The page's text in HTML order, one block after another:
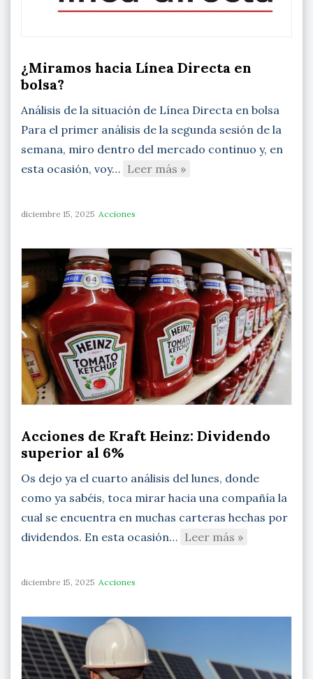
¿Miramos hacia Línea Directa en
bolsa?
Análisis de la situación de Línea Directa en bolsa
Para el primer análisis de la segunda sesión de la
semana, miro dentro del mercado continuo y, en
esta ocasión, voy… Leer más »
diciembre 15, 2025 Acciones
Acciones de Kraft Heinz: Dividendo
superior al 6%
Os dejo ya el cuarto análisis del lunes, donde
como ya sabéis, toca mirar hacia una compañía la
cual se encuentra en muchas carteras hechas por
dividendos. En esta ocasión… Leer más »
diciembre 15, 2025 Acciones